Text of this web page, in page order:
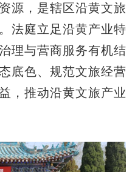
源，是辖区沿黄文旅
法庭立足沿黄产业特
理与营商服务有机结
底色、规范文旅经营
，推动沿黄文旅产业